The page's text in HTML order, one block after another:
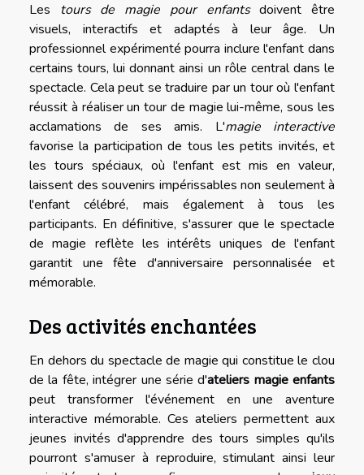
Les tours de magie pour enfantsdoivent être
visuels, interactifs et adaptés à leur âge. Un
professionnel expérimenté pourra inclure l'enfant dans
certains tours, lui donnant ainsi un rôle central dans le
spectacle. Cela peut se traduire par un tour où l'enfant
réussit à réaliser un tour de magie lui-même, sous les
acclamations de ses amis. L'magie interactive
favorise la participation de tous les petits invités, et
les tours spéciaux, où l'enfant est mis en valeur,
laissent des souvenirs impérissables non seulement à
l'enfant célébré, mais également à tous les
participants. En définitive, s'assurer que le spectacle
de magie reflète les intérêts uniques de l'enfant
garantit une fête d'anniversaire personnalisée et
mémorable.
Des activités enchantées
En dehors du spectacle de magie qui constitue le clou
de la fête, intégrer une série d'ateliers magie enfants
peut transformer l'événement en une aventure
interactive mémorable. Ces ateliers permettent aux
jeunes invités d'apprendre des tours simples qu'ils
pourront s'amuser à reproduire, stimulant ainsi leur